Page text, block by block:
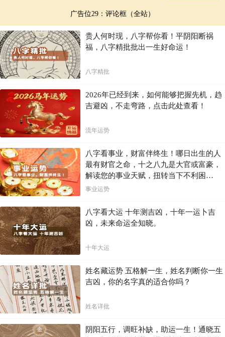
广告位29：评论框（全站）
贵人何时现，八字帮你看！平阴阳断祸
福，八字精批批出一生好命运！
八字精批
2026年已经到来，如何能够把握先机，趋
吉避凶，不走弯路，点击此处查看！
流年运势
八字看事业，财富伴终生！哪日出生的人
最有财官之命，十之八九是大官或富豪，
解读您的事业天赋，扭转当下不利困
局！！
事业运势
八字看大运 十年测吉凶，十年一运卜吉
凶，未来命运全知晓。
十年大运
姓名藏运势 五格解一生，姓名判断你一生
吉凶，你的名字真的适合你吗？
姓名详批
阴阳五行，调旺补缺，助运一生！通晓五